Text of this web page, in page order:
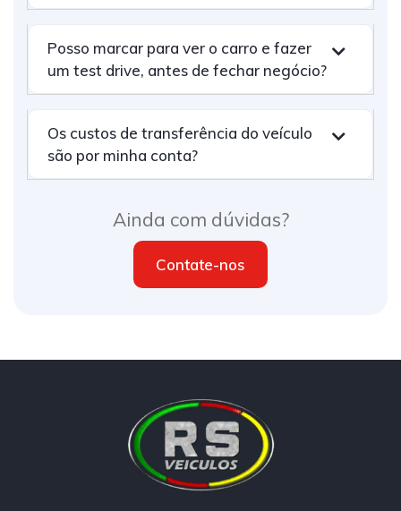
Posso marcar para ver o carro e fazer
um test drive, antes de fechar negócio?
Os custos de transferência do veículo
são por minha conta?
Ainda com dúvidas?
Contate-nos